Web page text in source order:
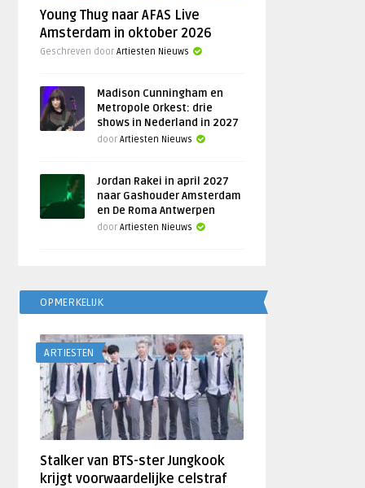
Young Thug naar AFAS Live
Amsterdam in oktober 2026
Geschreven doorArtiesten Nieuws
Madison Cunningham en
Metropole Orkest: drie
shows in Nederland in 2027
doorArtiesten Nieuws
Jordan Rakei in april 2027
naar Gashouder Amsterdam
en De Roma Antwerpen
doorArtiesten Nieuws
OPMERKELIJK
ARTIESTEN
Stalker van BTS-ster Jungkook
krijgt voorwaardelijke celstraf